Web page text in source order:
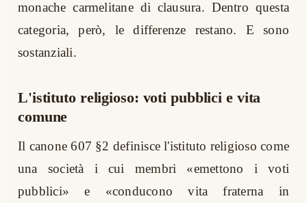
monache carmelitane di clausura. Dentro questa
categoria, però, le differenze restano. E sono
sostanziali.
L'istituto religioso: voti pubblici e vita
comune
Il canone 607 §2 definisce l'istituto religioso come
una società i cui membri «emettono i voti
pubblici» e «conducono vita fraterna in